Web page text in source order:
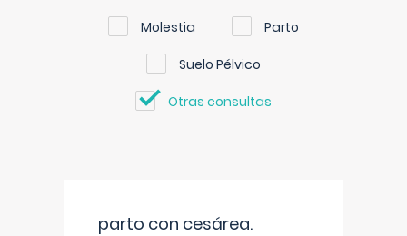
Molestia Parto
Suelo Pélvico
Otras consultas
parto con cesárea.